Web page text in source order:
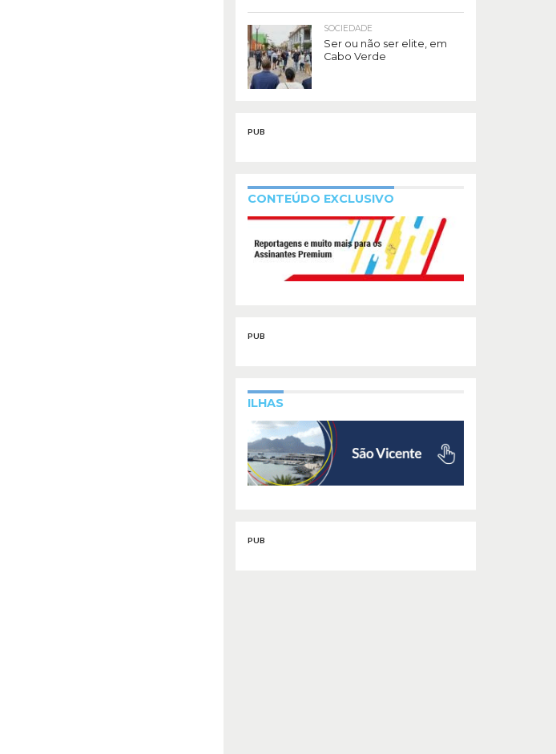
SOCIEDADE
Ser ou não ser elite, em
Cabo Verde
PUB
CONTEÚDO EXCLUSIVO
PUB
ILHAS
PUB